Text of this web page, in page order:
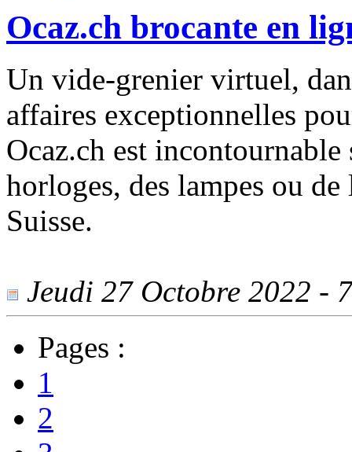
Ocaz.ch brocante en
Un vide-grenier virtuel,
affaires exceptionnelles
Ocaz.ch est incontournable
horloges, des lampes ou
Suisse.
Jeudi 27 Octobre 2022 -
Pages :
1
2